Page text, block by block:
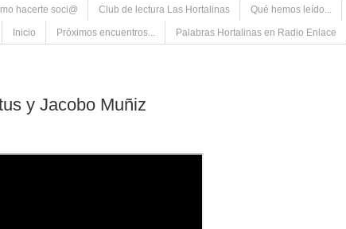
hacerte soci@ Club de lectura Las Hortalinas Qué hemos leído...
Inicio Próximos encuentros... Palabras Hortalinas en Radio Enlace
y Jacobo Muñiz